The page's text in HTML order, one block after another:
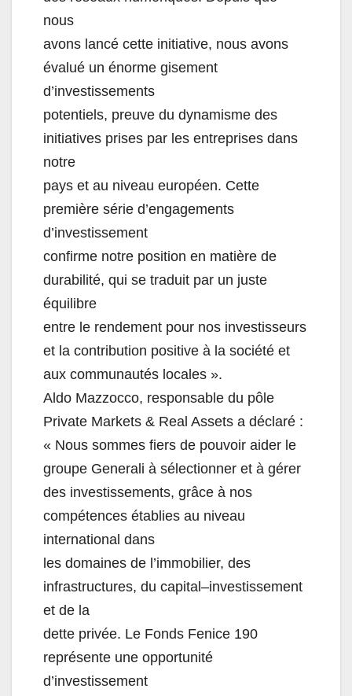
nous
avons lancé cette initiative, nous avons
évalué un énorme gisement
d’investissements
potentiels, preuve du dynamisme des
initiatives prises par les entreprises dans
notre
pays et au niveau européen. Cette
première série d’engagements
d’investissement
confirme notre position en matière de
durabilité, qui se traduit par un juste
équilibre
entre le rendement pour nos investisseurs
et la contribution positive à la société et
aux communautés locales ».
Aldo Mazzocco, responsable du pôle
Private Markets & Real Assets a déclaré :
« Nous sommes fiers de pouvoir aider le
groupe Generali à sélectionner et à gérer
des investissements, grâce à nos
compétences établies au niveau
international dans
les domaines de l’immobilier, des
infrastructures, du capital –investissement
et de la
dette privée. Le Fonds Fenice 190
représente une opportunité
d’investissement